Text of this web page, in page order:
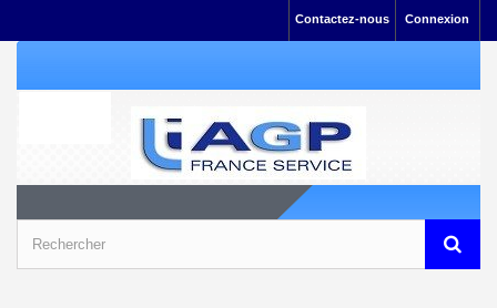
Connexion
Contactez-nous